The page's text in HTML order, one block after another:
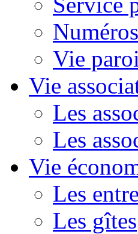
Vie
Vie
Les
Les
Vie
Les
Les gîtes